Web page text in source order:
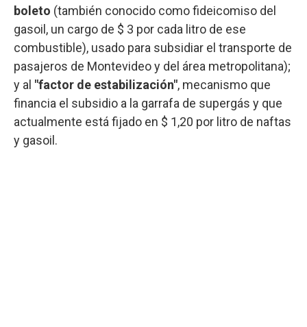
boleto (también conocido como fideicomiso del
gasoil, un cargo de $ 3 por cada litro de ese
combustible), usado para subsidiar el transporte de
pasajeros de Montevideo y del área metropolitana);
y al "factor de estabilización", mecanismo que
financia el subsidio a la garrafa de supergás y que
actualmente está fijado en $ 1,20 por litro de naftas
y gasoil.